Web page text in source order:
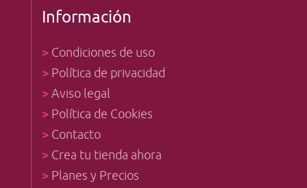
Información
> Condiciones de uso
> Política de privacidad
>Aviso legal
> Política de Cookies
> Contacto
> Crea tu tienda ahora
> Planes y Precios